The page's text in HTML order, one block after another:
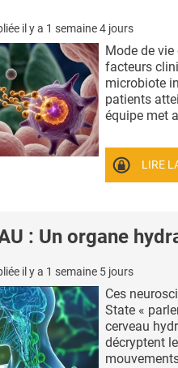
il y a 1 semaine 4 jours
Mode de
facteurs
microbiote
patients
équipe met
LIRE
: Un organe
il y a 1 semaine 5 jours
Ces
State «
cerveau
décryptent